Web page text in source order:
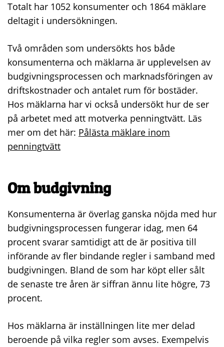
Totalt har 1052 konsumenter och 1864 mäklare
deltagit i undersökningen.
Två områden som undersökts hos både
konsumenterna och mäklarna är upplevelsen av
budgivningsprocessen och marknadsföringen av
driftskostnader och antalet rum för bostäder.
Hos mäklarna har vi också undersökt hur de ser
på arbetet med att motverka penningtvätt. Läs
mer om det här: Pålästa mäklare inom
penningtvätt
Om budgivning
Konsumenterna är överlag ganska nöjda med hur
budgivningsprocessen fungerar idag, men 64
procent svarar samtidigt att de är positiva till
införande av fler bindande regler i samband med
budgivningen. Bland de som har köpt eller sålt
de senaste tre åren är siffran ännu lite högre, 73
procent.
Hos mäklarna är inställningen lite mer delad
beroende på vilka regler som avses. Exempelvis